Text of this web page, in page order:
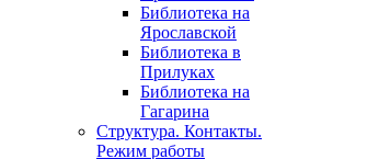
Библиотека на
Ярославской
Библиотека в
Прилуках
Библиотека на
Гагарина
Структура. Контакты.
Режим работы